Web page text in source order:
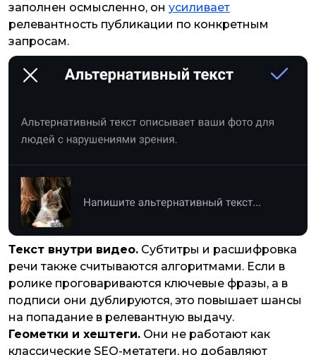
заполнен осмысленно, он усиливает
релевантность публикации по конкретным
запросам.
Текст внутри видео. Субтитры и расшифровка
речи также считываются алгоритмами. Если в
ролике проговариваются ключевые фразы, а в
подписи они дублируются, это повышает шансы
на попадание в релевантную выдачу.
Геометки и хештеги. Они не работают как
классические SEO-метатеги, но добавляют